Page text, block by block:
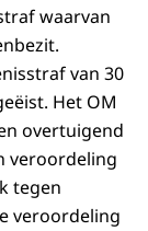
waarvan
van 30
Het OM
overtuigend
veroordeling
tegen
veroordeling